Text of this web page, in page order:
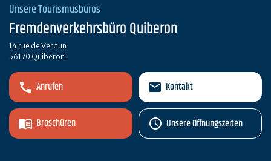
Unsere Tourismusbüros
Fremdenverkehrsbüro Quiberon
14 rue de Verdun
56170 Quiberon
Anrufen
Broschüren
Kontakt
Unsere Öffnungszeiten